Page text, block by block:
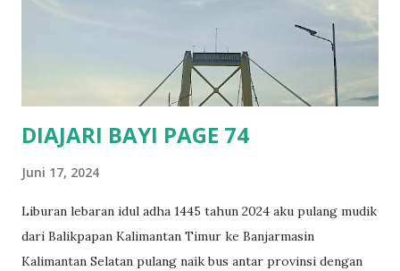
pola kedipan cahaya dari jantan. Kemampuan berburu
kunang betina dan menangkap betina kunang jenis P. pyralis
menjadikannya ideal untuk mempelajarinya dan meneliti
DIAJARI BAYI PAGE 74
Juni 17, 2024
Liburan lebaran idul adha 1445 tahun 2024 aku pulang mudik
dari Balikpapan Kalimantan Timur ke Banjarmasin
Kalimantan Selatan pulang naik bus antar provinsi dengan